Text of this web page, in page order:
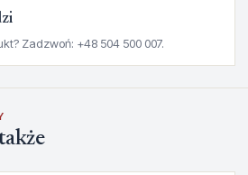
Zadzwoń: +48 504 500 007.